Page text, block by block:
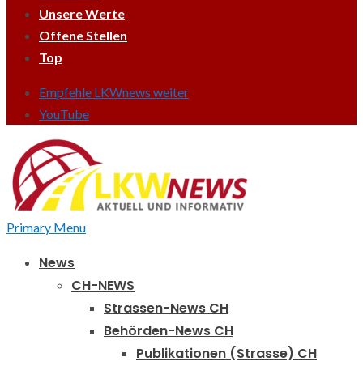
Unsere Werte
Offene Stellen
Top
Empfehle LKWnews weiter
YouTube
Primary Menu
News
CH-NEWS
Strassen-News CH
Behörden-News CH
Publikationen (Strasse) CH